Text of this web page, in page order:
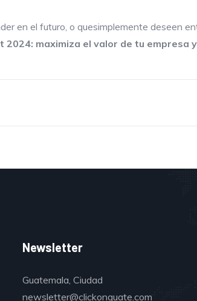
en el futuro, o quesimplemente deseen
2024: maximiza el valor de tu empresa
Newsletter
Guatemala, Ciudad
newsletter@clickonguate.com